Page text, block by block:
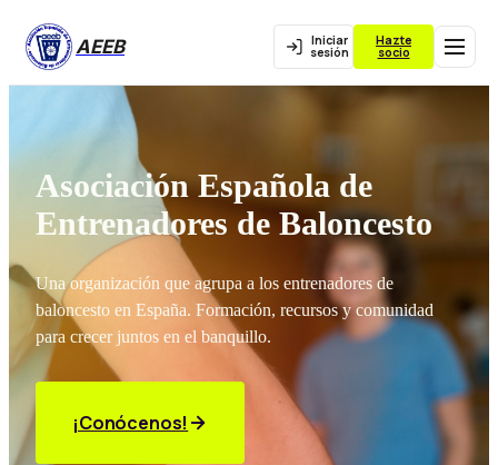
AEEB Iniciar
sesión
Hazte
socio
Asociación Española de
Entrenadores de Baloncesto
Una organización que agrupa a los entrenadores de
baloncesto en España. Formación, recursos y comunidad
para crecer juntos en el banquillo.
¡Conócenos!